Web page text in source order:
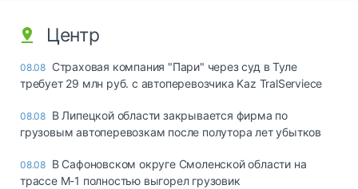
Центр
08.08 Страховая компания "Пари" через суд в Туле
требует 29 млн руб. с автоперевозчика Kaz TralServiece
08.08 В Липецкой области закрывается фирма по
грузовым автоперевозкам после полутора лет убытков
08.08 В Сафоновском округе Смоленской области на
трассе М-1 полностью выгорел грузовик